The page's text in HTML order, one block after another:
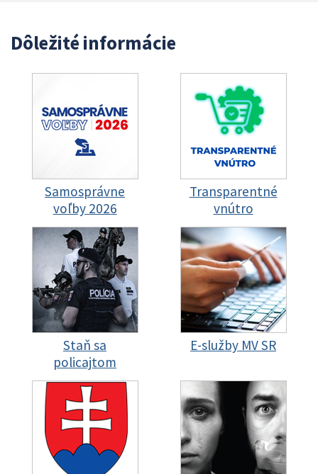
Dôležité informácie
Samosprávne
voľby 2026
Transparentné
vnútro
Staň sa
policajtom
E-služby MV SR